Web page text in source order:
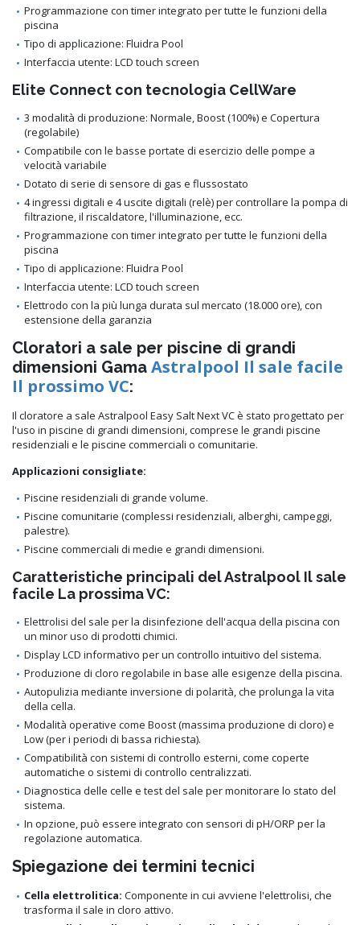
Programmazione con timer integrato per tutte le funzioni della
piscina
Tipo di applicazione: Fluidra Pool
Interfaccia utente: LCD touch screen
Elite Connect con tecnologia CellWare
3 modalità di produzione: Normale, Boost (100%) e Copertura
(regolabile)
Compatibile con le basse portate di esercizio delle pompe a
velocità variabile
Dotato di serie di sensore di gas e flussostato
4 ingressi digitali e 4 uscite digitali (relè) per controllare la pompa di
filtrazione, il riscaldatore, l'illuminazione, ecc.
Programmazione con timer integrato per tutte le funzioni della
piscina
Tipo di applicazione: Fluidra Pool
Interfaccia utente: LCD touch screen
Elettrodo con la più lunga durata sul mercato (18.000 ore), con
estensione della garanzia
Cloratori a sale per piscine di grandi
dimensioni Gama Astralpool Il sale facile
Il prossimo VC:
Il cloratore a sale Astralpool Easy Salt Next VC è stato progettato per
l'uso in piscine di grandi dimensioni, comprese le grandi piscine
residenziali e le piscine commerciali o comunitarie.
Applicazioni consigliate:
Piscine residenziali di grande volume.
Piscine comunitarie (complessi residenziali, alberghi, campeggi,
palestre).
Piscine commerciali di medie e grandi dimensioni.
Caratteristiche principali del Astralpool Il sale
facile La prossima VC:
Elettrolisi del sale per la disinfezione dell'acqua della piscina con
un minor uso di prodotti chimici.
Display LCD informativo per un controllo intuitivo del sistema.
Produzione di cloro regolabile in base alle esigenze della piscina.
Autopulizia mediante inversione di polarità, che prolunga la vita
della cella.
Modalità operative come Boost (massima produzione di cloro) e
Low (per i periodi di bassa richiesta).
Compatibilità con sistemi di controllo esterni, come coperte
automatiche o sistemi di controllo centralizzati.
Diagnostica delle celle e test del sale per monitorare lo stato del
sistema.
In opzione, può essere integrato con sensori di pH/ORP per la
regolazione automatica.
Spiegazione dei termini tecnici
Cella elettrolitica: Componente in cui avviene l'elettrolisi, che
trasforma il sale in cloro attivo.